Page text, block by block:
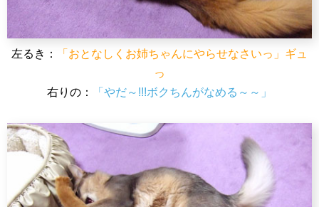
左るき：
「おとなしくお姉ちゃんにやらせなさいっ」ギュ
っ
右りの：
「やだ～!!!ボクちんがなめる～～」